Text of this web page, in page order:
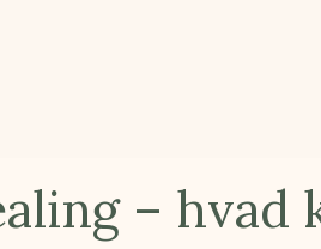
– hvad